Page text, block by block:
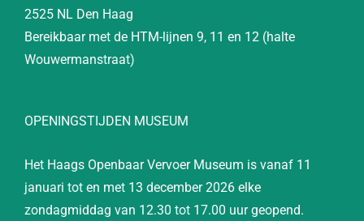
2525 NL Den Haag
Bereikbaar met de HTM-lijnen 9, 11 en 12 (halte
Wouwermanstraat)
OPENINGSTIJDEN MUSEUM
Het Haags Openbaar Vervoer Museum is vanaf 11
januari tot en met 13 december 2026 elke
zondagmiddag van 12.30 tot 17.00 uur geopend.